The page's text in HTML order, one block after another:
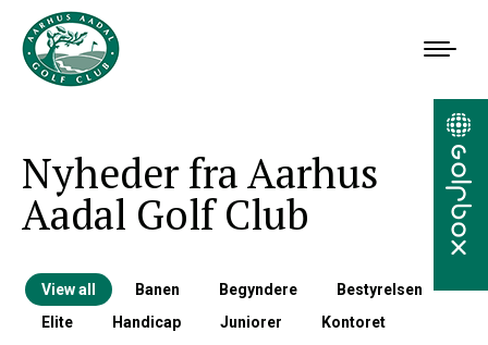
Nyheder fra Aarhus
Aadal Golf Club
View all Banen Begyndere
Bestyrelsen
Elite
Handicap Juniorer
Kontoret